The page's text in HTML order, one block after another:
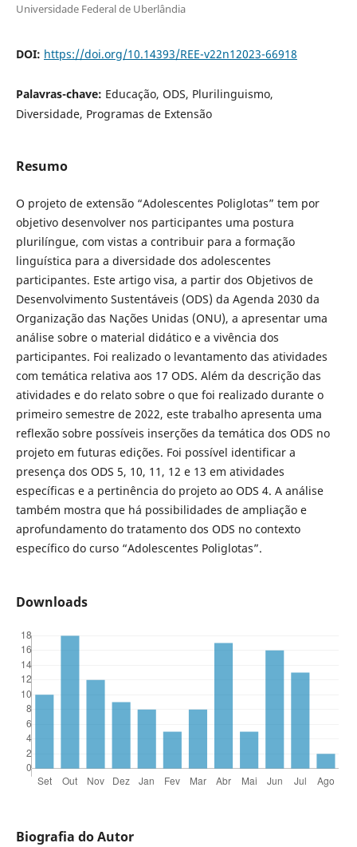
Universidade Federal de Uberlândia
DOI: https://doi.org/10.14393/REE-v22n12023-66918
Palavras-chave: Educação, ODS, Plurilinguismo,
Diversidade, Programas de Extensão
Resumo
O projeto de extensão “Adolescentes Poliglotas” tem por
objetivo desenvolver nos participantes uma postura
plurilíngue, com vistas a contribuir para a formação
linguística para a diversidade dos adolescentes
participantes. Este artigo visa, a partir dos Objetivos de
Desenvolvimento Sustentáveis (ODS) da Agenda 2030 da
Organização das Nações Unidas (ONU), a apresentar uma
análise sobre o material didático e a vivência dos
participantes. Foi realizado o levantamento das atividades
com temática relativa aos 17 ODS. Além da descrição das
atividades e do relato sobre o que foi realizado durante o
primeiro semestre de 2022, este trabalho apresenta uma
reflexão sobre possíveis inserções da temática dos ODS no
projeto em futuras edições. Foi possível identificar a
presença dos ODS 5, 10, 11, 12 e 13 em atividades
específicas e a pertinência do projeto ao ODS 4. A análise
também mostra que há possibilidades de ampliação e
aprofundamento do tratamento dos ODS no contexto
específico do curso “Adolescentes Poliglotas”.
Downloads
Biografia do Autor